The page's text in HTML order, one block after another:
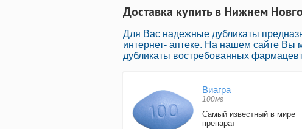
Доставка купить в Нижнем
Для Вас надежные дубликаты
интернет- аптеке. На нашем сайте
дубликаты востребованных
Виагра
100мг
Самый известный в мире
препарат